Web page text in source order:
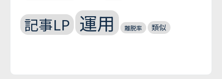
記事LP 運用 離脱率 類似